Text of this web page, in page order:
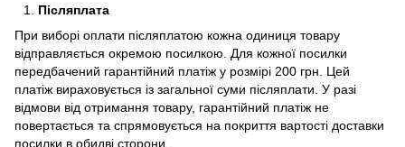
Післяплата
При виборі оплати післяплатою кожна одиниця товару
відправляється окремою посилкою. Для кожної посилки
передбачений гарантійний платіж у розмірі 200 грн. Цей
платіж вираховується із загальної суми післяплати. У разі
відмови від отримання товару, гарантійний платіж не
повертається та спрямовується на покриття вартості доставки
посилки в обидві сторони.